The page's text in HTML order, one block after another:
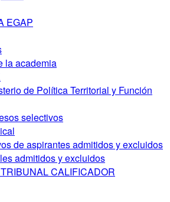
EGAP
la academia
de Política Territorial y Función
selectivos
de aspirantes admitidos y excluidos
admitidos y excluidos
CALIFICADOR